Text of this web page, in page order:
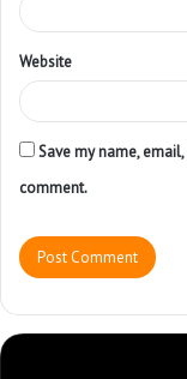
Website
Save my name,
comment.